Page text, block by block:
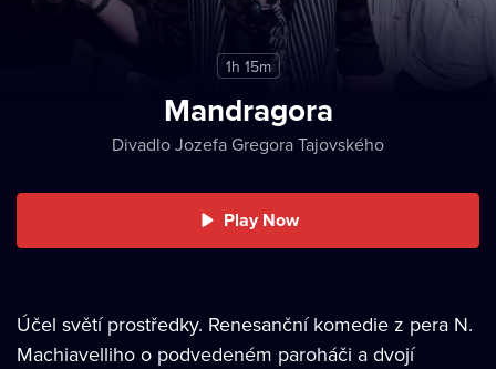
1h 15m
Mandragora
Divadlo Jozefa Gregora Tajovského
Play Now
Účel světí prostředky. Renesanční komedie z pera N.
Machiavelliho o podvedeném paroháči a dvojí